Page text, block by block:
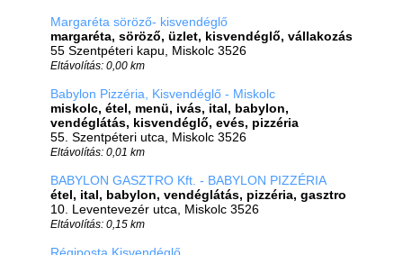
Margaréta söröző- kisvendéglő
margaréta, söröző, üzlet, kisvendéglő, vállakozás
55 Szentpéteri kapu, Miskolc 3526
Eltávolítás: 0,00 km
Babylon Pizzéria, Kisvendéglő - Miskolc
miskolc, étel, menü, ivás, ital, babylon,
vendéglátás, kisvendéglő, evés, pizzéria
55. Szentpéteri utca, Miskolc 3526
Eltávolítás: 0,01 km
BABYLON GASZTRO Kft. - BABYLON PIZZÉRIA
étel, ital, babylon, vendéglátás, pizzéria, gasztro
10. Leventevezér utca, Miskolc 3526
Eltávolítás: 0,15 km